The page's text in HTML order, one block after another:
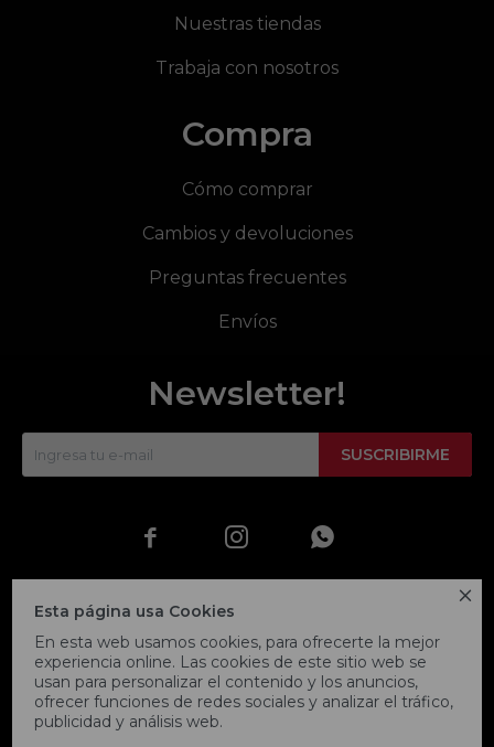

Esta página usa Cookies
En esta web usamos cookies, para ofrecerte la mejor
experiencia online. Las cookies de este sitio web se
usan para personalizar el contenido y los anuncios,
ofrecer funciones de redes sociales y analizar el tráfico,
publicidad y análisis web.
Nuestras tiendas
Trabaja con nosotros
Compra
Cómo comprar
Cambios y devoluciones
Preguntas frecuentes
Envíos
Newsletter!
SUSCRIBIRME
  